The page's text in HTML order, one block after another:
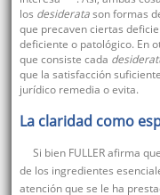
los desideratason formas
que precaven ciertas
deficiente o patológico. En
que consiste cada
que la satisfacción
jurídico remedia o evita.
La claridad como
Si bien FULLER afirma
de los ingredientes
atención que se le ha